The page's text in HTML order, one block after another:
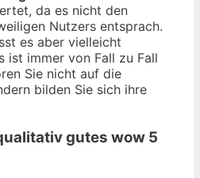
da es nicht den
Nutzers entsprach.
es aber vielleicht
ist immer von Fall zu Fall
Sie nicht auf die
bilden Sie sich ihre
gutes wow 5